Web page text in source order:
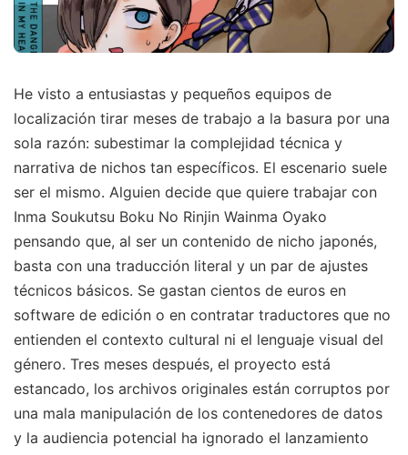
He visto a entusiastas y pequeños equipos de
localización tirar meses de trabajo a la basura por una
sola razón: subestimar la complejidad técnica y
narrativa de nichos tan específicos. El escenario suele
ser el mismo. Alguien decide que quiere trabajar con
Inma Soukutsu Boku No Rinjin Wainma Oyako
pensando que, al ser un contenido de nicho japonés,
basta con una traducción literal y un par de ajustes
técnicos básicos. Se gastan cientos de euros en
software de edición o en contratar traductores que no
entienden el contexto cultural ni el lenguaje visual del
género. Tres meses después, el proyecto está
estancado, los archivos originales están corruptos por
una mala manipulación de los contenedores de datos
y la audiencia potencial ha ignorado el lanzamiento